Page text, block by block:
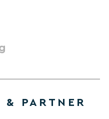
& PARTNER